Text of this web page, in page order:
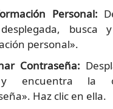
Personal:
busca
personal».
Contraseña:
encuentra la
Haz clic en ella.